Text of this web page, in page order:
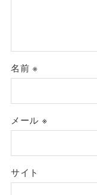
名前※
メール ※
サイト